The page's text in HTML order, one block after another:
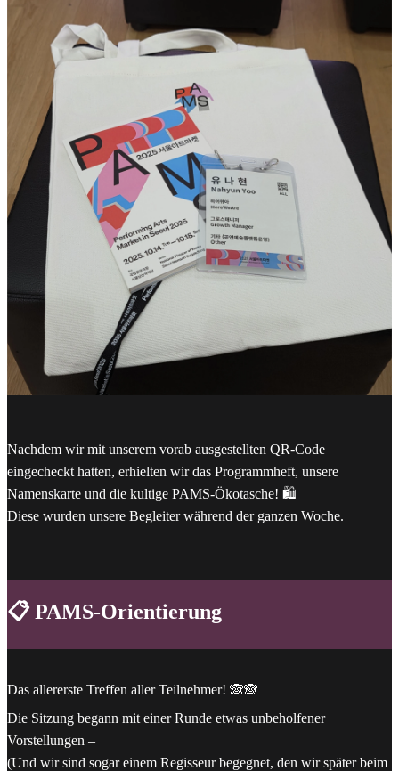
Nachdem wir mit unserem vorab ausgestellten QR-Code
eingecheckt hatten, erhielten wir das Programmheft, unsere
Namenskarte und die kultige PAMS-Ökotasche! 🛍️
Diese wurden unsere Begleiter während der ganzen Woche.
📋 PAMS-Orientierung
Das allererste Treffen aller Teilnehmer! 🙈🙈
Die Sitzung begann mit einer Runde etwas unbeholfener
Vorstellungen –
(Und wir sind sogar einem Regisseur begegnet, den wir später beim